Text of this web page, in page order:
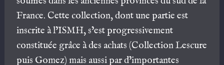
France. Cette collection, dont une partie est
inscrite à l’ISMH, s’est progressivement
constituée grâce à des achats (Collection Lescure
puis Gomez) mais aussi par d’importantes